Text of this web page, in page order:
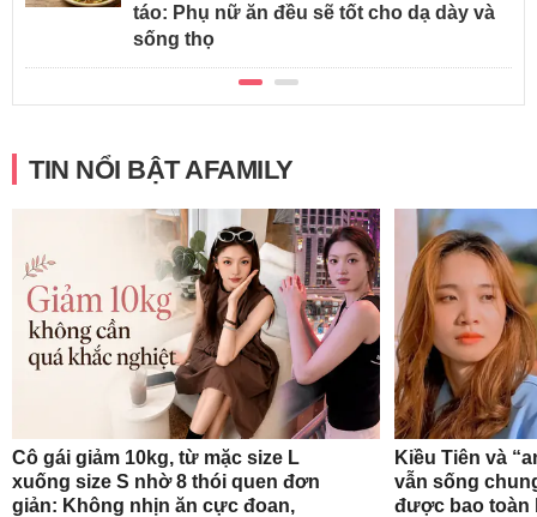
táo: Phụ nữ ăn đều sẽ tốt cho dạ dày và
sống thọ
TIN NỔI BẬT AFAMILY
Cô gái giảm 10kg, từ mặc size L
xuống size S nhờ 8 thói quen đơn
giản: Không nhịn ăn cực đoan,
Kiều Tiên và
vẫn sống
được bao toàn